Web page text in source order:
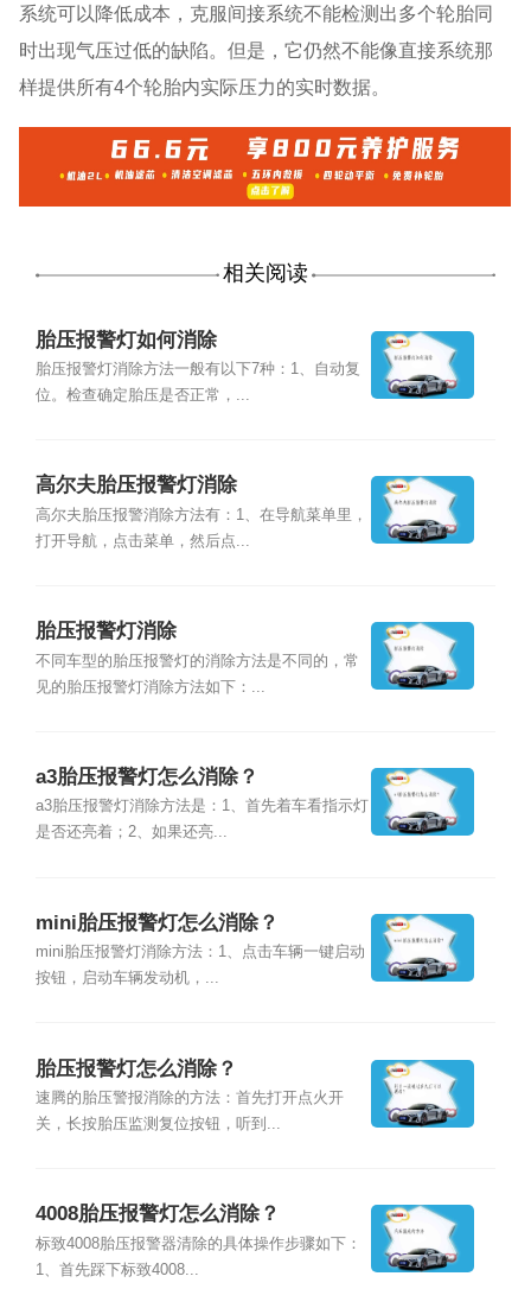
系统可以降低成本，克服间接系统不能检测出多个轮胎同
时出现气压过低的缺陷。但是，它仍然不能像直接系统那
样提供所有4个轮胎内实际压力的实时数据。
相关阅读
胎压报警灯如何消除
胎压报警灯消除方法一般有以下7种：1、自动复
位。检查确定胎压是否正常，...
高尔夫胎压报警灯消除
高尔夫胎压报警消除方法有：1、在导航菜单里，
打开导航，点击菜单，然后点...
胎压报警灯消除
不同车型的胎压报警灯的消除方法是不同的，常
见的胎压报警灯消除方法如下：...
a3胎压报警灯怎么消除？
a3胎压报警灯消除方法是：1、首先着车看指示灯
是否还亮着；2、如果还亮...
mini胎压报警灯怎么消除？
mini胎压报警灯消除方法：1、点击车辆一键启动
按钮，启动车辆发动机，...
胎压报警灯怎么消除？
速腾的胎压警报消除的方法：首先打开点火开
关，长按胎压监测复位按钮，听到...
4008胎压报警灯怎么消除？
标致4008胎压报警器清除的具体操作步骤如下：
1、首先踩下标致4008...